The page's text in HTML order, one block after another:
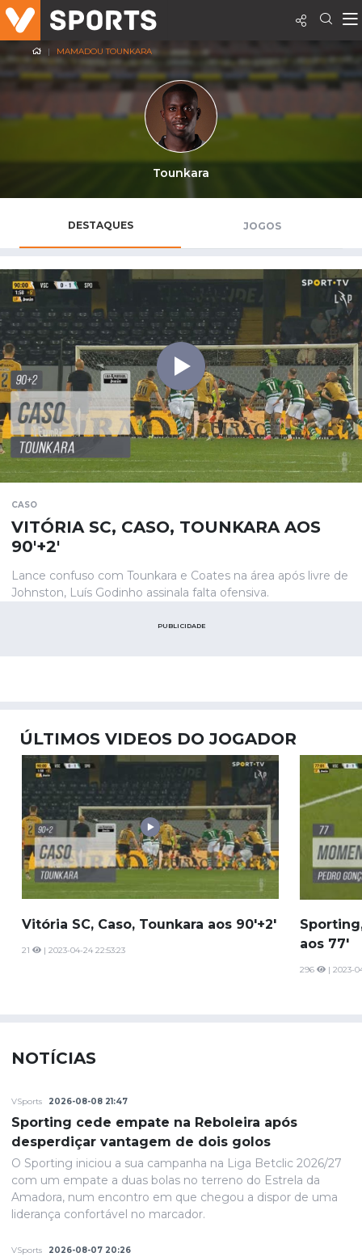
MAMADOU TOUNKARA
Tounkara
DESTAQUES JOGOS
CASO
VITÓRIA SC, CASO, TOUNKARA AOS
90'+2'
Lance confuso com Tounkara e Coates na área após livre de
Johnston, Luís Godinho assinala falta ofensiva.
PUBLICIDADE
ÚLTIMOS VIDEOS DO JOGADOR
Vitória SC, Caso, Tounkara aos 90'+2'
21 | 2023-04-24 22:53:23
aos 77'
296 | 2023-
NOTÍCIAS
VSports 2026-08-08 21:47
Sporting cede empate na Reboleira após
desperdiçar vantagem de dois golos
O Sporting iniciou a sua campanha na Liga Betclic 2026/27
com um empate a duas bolas no terreno do Estrela da
Amadora, num encontro em que chegou a dispor de uma
liderança confortável no marcador.
VSports 2026-08-07 20:26